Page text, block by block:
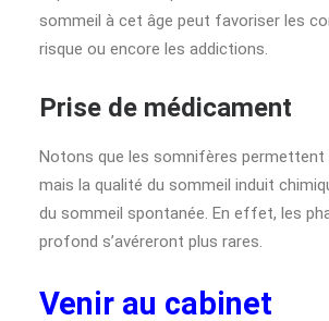
sommeil à cet âge peut favoriser les
risque ou encore les addictions.
Prise de médicament
Notons que les somnifères permettent
mais la qualité du sommeil induit
du sommeil spontanée. En effet, les
profond s’avéreront plus rares.
Venir au cabinet